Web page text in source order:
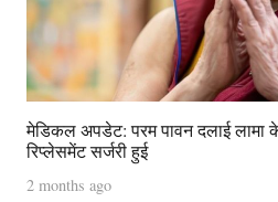
मेडिकल अपडेट: परम पावन दलाई
रिप्लेसमेंट सर्जरी हुई
2 months ago